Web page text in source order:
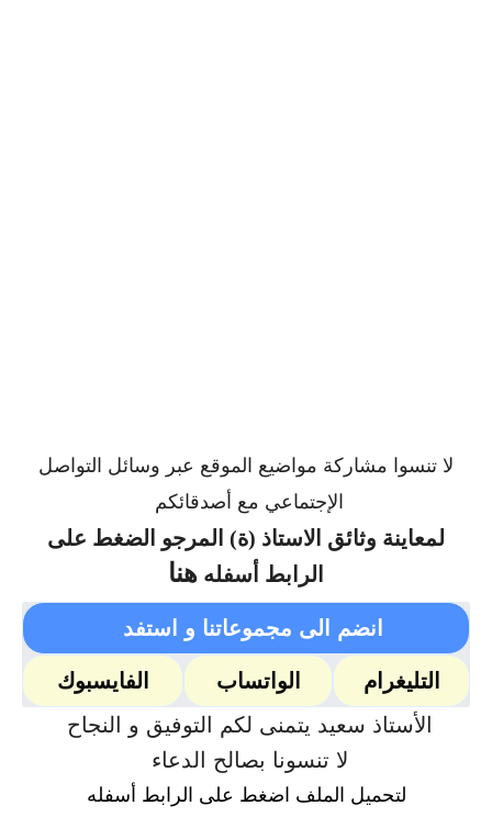
لا تنسوا مشاركة مواضيع الموقع عبر وسائل التواصل
الإجتماعي مع أصدقائكم
لمعاينة وثائق الاستاذ (ة) المرجو الضغط على
الرابط أسفله هنا
انضم الى مجموعاتنا و استفد
التليغرام الواتساب
الفايسبوك
الأستاذ سعيد يتمنى لكم التوفيق و النجاح
لا تنسونا بصالح الدعاء
لتحميل الملف اضغط على الرابط أسفله